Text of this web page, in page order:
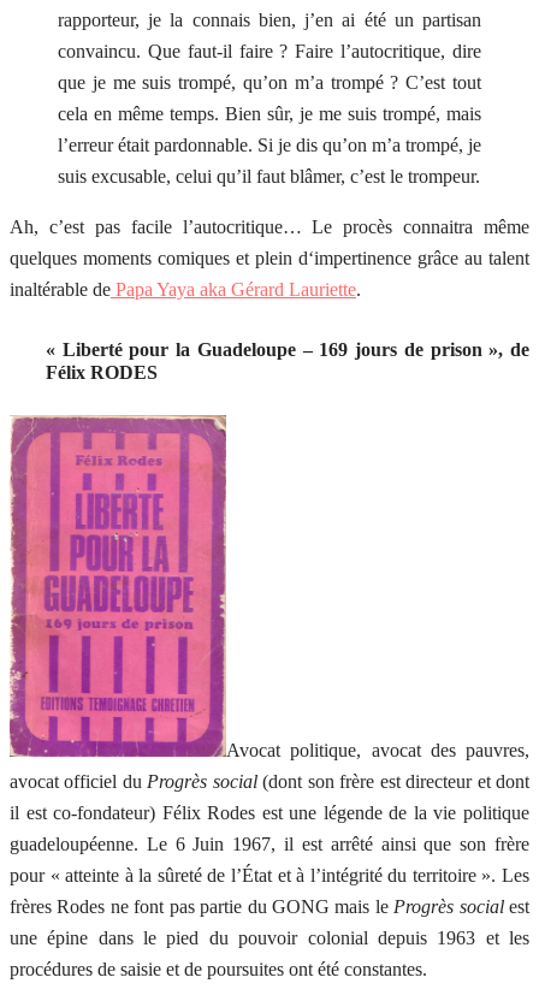
rapporteur, je la connais bien, j’en ai été un partisan
convaincu. Que faut-il faire ? Faire l’autocritique, dire
que je me suis trompé, qu’on m’a trompé ? C’est tout
cela en même temps. Bien sûr, je me suis trompé, mais
l’erreur était pardonnable. Si je dis qu’on m’a trompé, je
suis excusable, celui qu’il faut blâmer, c’est le trompeur.
Ah, c’est pas facile l’autocritique… Le procès connaitra même
quelques moments comiques et plein d‘impertinence grâce au talent
inaltérable de Papa Yaya aka Gérard Lauriette.
« Liberté pour la Guadeloupe – 169 jours de prison », de
Félix RODES
Avocat politique, avocat des pauvres,
avocat officiel du Progrès social(dont son frère est directeur et dont
il est co-fondateur) Félix Rodes est une légende de la vie politique
guadeloupéenne. Le 6 Juin 1967, il est arrêté ainsi que son frère
pour « atteinte à la sûreté de l’État et à l’intégrité du territoire ». Les
frères Rodes ne font pas partie du GONG mais leProgrès socialest
une épine dans le pied du pouvoir colonial depuis 1963 et les
procédures de saisie et de poursuites ont été constantes.